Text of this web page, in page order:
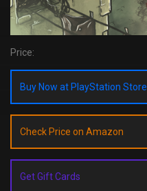
Price:
Buy Now at PlayStation Store
Check Price on Amazon
Get Gift Cards